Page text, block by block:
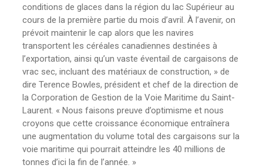
conditions de glaces dans la région du lac Supérieur au
cours de la première partie du mois d’avril. À l’avenir, on
prévoit maintenir le cap alors que les navires
transportent les céréales canadiennes destinées à
l’exportation, ainsi qu’un vaste éventail de cargaisons de
vrac sec, incluant des matériaux de construction, » de
dire Terence Bowles, président et chef de la direction de
la Corporation de Gestion de la Voie Maritime du Saint-
Laurent. « Nous faisons preuve d’optimisme et nous
croyons que cette croissance économique entraînera
une augmentation du volume total des cargaisons sur la
voie maritime qui pourrait atteindre les 40 millions de
tonnes d’ici la fin de l’année. »